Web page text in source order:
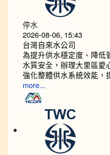
停水
2026-08-06, 15:43
台灣自來水公司
為提升供水穩定度、降低
水質安全，辦理大里區愛
強化整體供水系統效能，
more...